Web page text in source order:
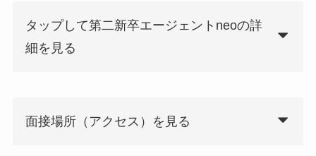
タップして第二新卒エージェントneoの詳
細を見る
面接場所（アクセス）を見る